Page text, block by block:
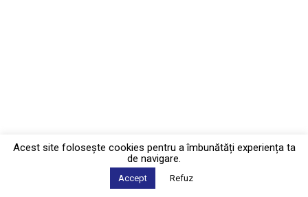
Acest site foloseşte cookies pentru a îmbunătăți experiența ta
de navigare.
Accept Refuz